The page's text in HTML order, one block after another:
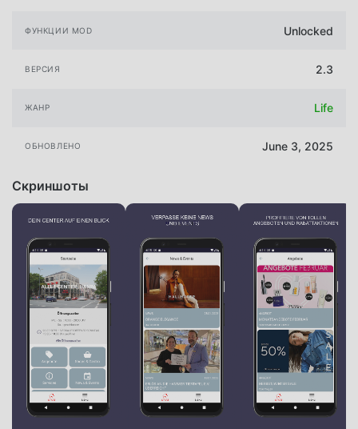
ФУНКЦИИ MOD Unlocked
ВЕРСИЯ 2.3
ЖАНР Life
ОБНОВЛЕНО June 3, 2025
Скриншоты